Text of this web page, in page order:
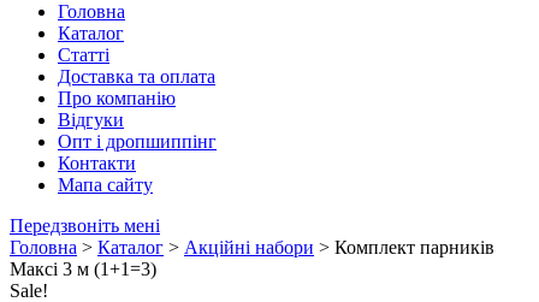
Головна
Каталог
Статті
Доставка та оплата
Про компанію
Відгуки
Опт і дропшиппінг
Контакти
Мапа сайту
Передзвоніть мені
Головна > Каталог > Акційні набори > Комплект парників
Максі 3 м (1+1=3)
Sale!